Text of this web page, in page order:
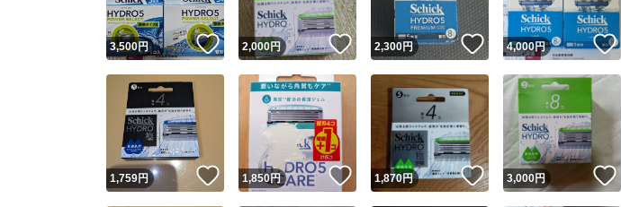
安心発送 このユーザーは設定し
3,500円 いいね！
2,000円 いいね！
2,300円 いいね！
4,000円
1,759円 いいね！
1,850円 いいね！
1,870円 いいね！
3,000円